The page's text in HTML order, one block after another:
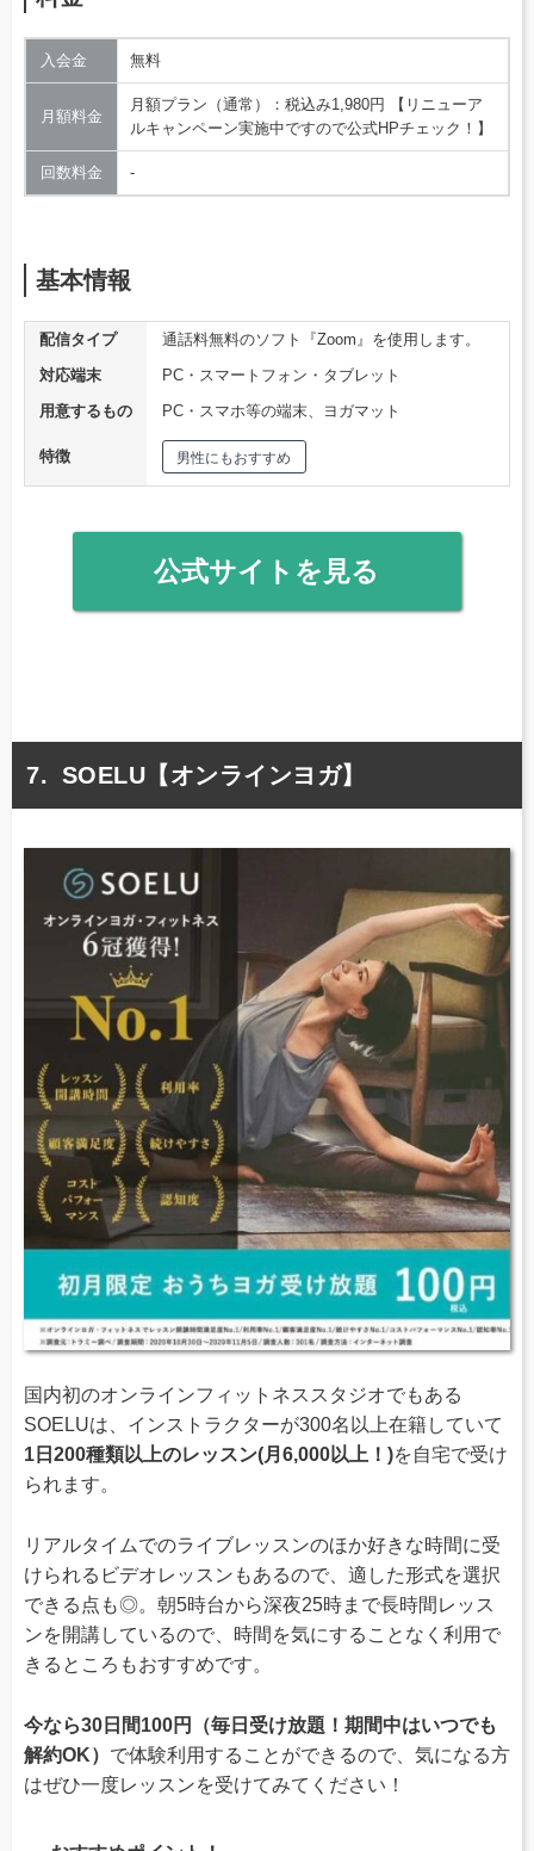
入会金 無料
月額料金
月額プラン（通常）：税込み1,980円 【リニューア
ルキャンペーン実施中ですので公式HPチェック！】
回数料金 ‐
基本情報
配信タイプ
通話料無料のソフト『Zoom』を使用します。
対応端末
PC・スマートフォン・タブレット
用意するもの
PC・スマホ等の端末、ヨガマット
特徴 男性にもおすすめ
公式サイトを見る
SOELU【オンラインヨガ】
国内初のオンラインフィットネススタジオでもある
SOELUは、インストラクターが300名以上在籍していて
1日200種類以上のレッスン(月6,000以上！)を自宅で受け
られます。
リアルタイムでのライブレッスンのほか好きな時間に受
けられるビデオレッスンもあるので、適した形式を選択
できる点も◎。朝5時台から深夜25時まで長時間レッス
ンを開講しているので、時間を気にすることなく利用で
きるところもおすすめです。
今なら30日間100円（毎日受け放題！期間中はいつでも
解約OK） で体験利用することができるので、気になる方
はぜひ一度レッスンを受けてみてください！